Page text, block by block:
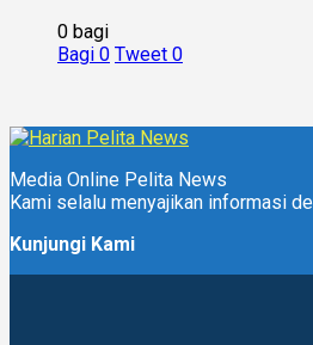
0 bagi
Bagi 0 Tweet 0
Media Online Pelita News
Kami selalu menyajikan informasi
Kunjungi Kami